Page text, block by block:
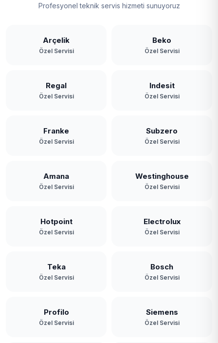
Profesyonel teknik servis hizmeti sunuyoruz
Arçelik
Özel Servisi
Beko
Özel Servisi
Regal
Özel Servisi
Indesit
Özel Servisi
Franke
Özel Servisi
Subzero
Özel Servisi
Amana
Özel Servisi
Westinghouse
Özel Servisi
Hotpoint
Özel Servisi
Electrolux
Özel Servisi
Teka
Özel Servisi
Bosch
Özel Servisi
Profilo
Özel Servisi
Siemens
Özel Servisi